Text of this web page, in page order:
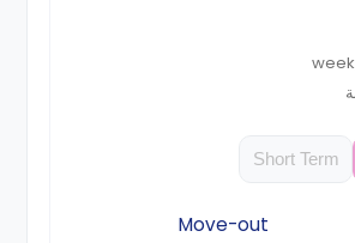
week
Short Term
Move-out